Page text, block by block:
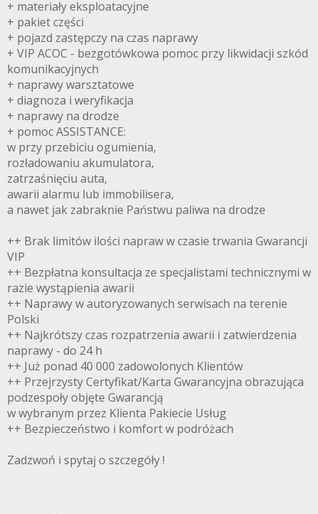
+ materiały eksploatacyjne
+ pakiet części
+ pojazd zastępczy na czas naprawy
+ VIP ACOC - bezgotówkowa pomoc przy likwidacji szkód
komunikacyjnych
+ naprawy warsztatowe
+ diagnoza i weryfikacja
+ naprawy na drodze
+ pomoc ASSISTANCE:
w przy przebiciu ogumienia,
rozładowaniu akumulatora,
zatrzaśnięciu auta,
awarii alarmu lub immobilisera,
a nawet jak zabraknie Państwu paliwa na drodze
++ Brak limitów ilości napraw w czasie trwania Gwarancji
VIP
++ Bezpłatna konsultacja ze specjalistami technicznymi w
razie wystąpienia awarii
++ Naprawy w autoryzowanych serwisach na terenie
Polski
++ Najkrótszy czas rozpatrzenia awarii i zatwierdzenia
naprawy - do 24 h
++ Już ponad 40 000 zadowolonych Klientów
++ Przejrzysty Certyfikat/Karta Gwarancyjna obrazująca
podzespoły objęte Gwarancją
w wybranym przez Klienta Pakiecie Usług
++ Bezpieczeństwo i komfort w podróżach
Zadzwoń i spytaj o szczegóły !